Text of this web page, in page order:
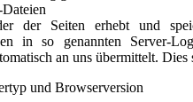
der Seiten erhebt und
in so genannten Server-
an uns übermittelt. Dies
und Browserversion